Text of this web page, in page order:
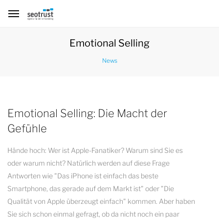
Emotional Selling
News
Emotional Selling: Die Macht der
Gefühle
Hände hoch: Wer ist Apple-Fanatiker? Warum sind Sie es
oder warum nicht? Natürlich werden auf diese Frage
Antworten wie "Das iPhone ist einfach das beste
Smartphone, das gerade auf dem Markt ist" oder "Die
Qualität von Apple überzeugt einfach" kommen. Aber haben
Sie sich schon einmal gefragt, ob da nicht noch ein paar